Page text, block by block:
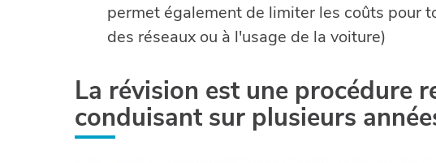
permet également de limiter les coûts pour
des réseaux ou à l'usage de la voiture)
La révision est une procédure
conduisant sur plusieurs